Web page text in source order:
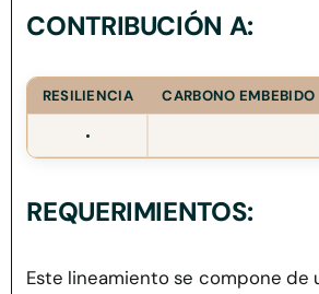
CONTRIBUCIÓN A:
RESILIENCIA CARBONO EMBEBIDO
•
REQUERIMIENTOS:
Este lineamiento se compone de